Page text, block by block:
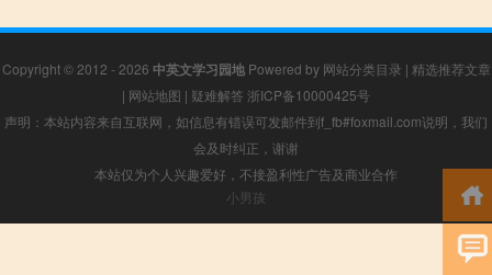
Copyright © 2012 - 2026 中英文学习园地Powered by 网站分类目录 | 精选推荐文章
| 网站地图 | 疑难解答 浙ICP备10000425号
声明：本站内容来自互联网，如信息有错误可发邮件到f_fb#foxmail.com说明，我们
会及时纠正，谢谢
本站仅为个人兴趣爱好，不接盈利性广告及商业合作
小男孩